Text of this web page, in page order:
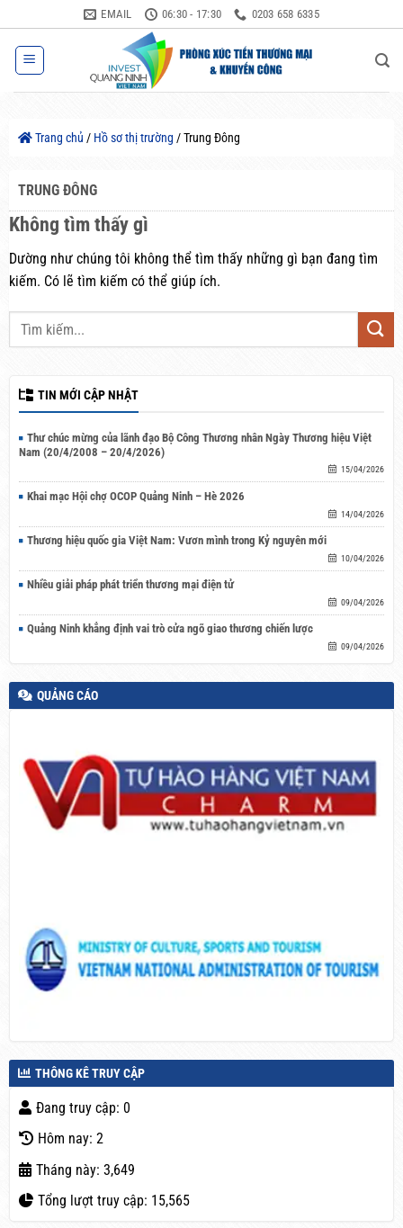
qua
nội
dung
EMAIL 06:30 - 17:30 0203 658 6335
Trang chủ / Hồ sơ thị trường /Trung Đông
TRUNG ĐÔNG
Không tìm thấy gì
Dường như chúng tôi không thể tìm thấy những gì bạn đang tìm
kiếm. Có lẽ tìm kiếm có thể giúp ích.
TIN MỚI CẬP NHẬT
Thư chúc mừng của lãnh đạo Bộ Công Thương nhân Ngày Thương hiệu Việt
Nam (20/4/2008 – 20/4/2026)
15/04/2026
Khai mạc Hội chợ OCOP Quảng Ninh – Hè 2026
14/04/2026
Thương hiệu quốc gia Việt Nam: Vươn mình trong Kỷ nguyên mới
10/04/2026
Nhiều giải pháp phát triển thương mại điện tử
09/04/2026
Quảng Ninh khẳng định vai trò cửa ngõ giao thương chiến lược
09/04/2026
QUẢNG CÁO
THÔNG KÊ TRUY CẬP
Đang truy cập: 0
Hôm nay: 2
Tháng này: 3,649
Tổng lượt truy cập: 15,565